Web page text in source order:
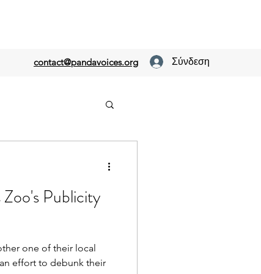
contact@pandavoices.org Σύνδεση
Publicity
one of their local
effort to debunk their